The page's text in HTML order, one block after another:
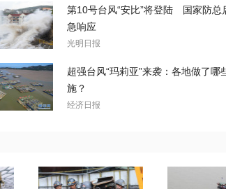
第10号台风“安比”将登陆 国家防总
急响应
光明日报
超强台风“玛莉亚”来袭：各地做了哪
施？
经济日报